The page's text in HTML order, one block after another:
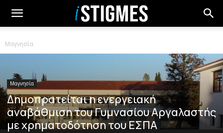
Μαγνησία
Μαγνησία
Δημοπρατείται η ενεργειακή
αναβάθμιση του Γυμνασίου Αργαλαστής
με χρηματοδότηση του ΕΣΠΑ